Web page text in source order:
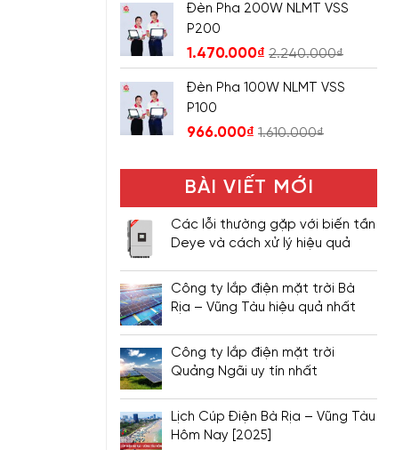
Đèn Pha 200W NLMT VSS
P200
1.470.000₫ 2.240.000₫
Đèn Pha 100W NLMT VSS
P100
966.000₫ 1.610.000₫
BÀI VIẾT MỚI
Các lỗi thường gặp với biến tần
Deye và cách xử lý hiệu quả
Công ty lắp điện mặt trời Bà
Rịa – Vũng Tàu hiệu quả nhất
Công ty lắp điện mặt trời
Quảng Ngãi uy tín nhất
Lịch Cúp Điện Bà Rịa – Vũng Tàu
Hôm Nay [2025]